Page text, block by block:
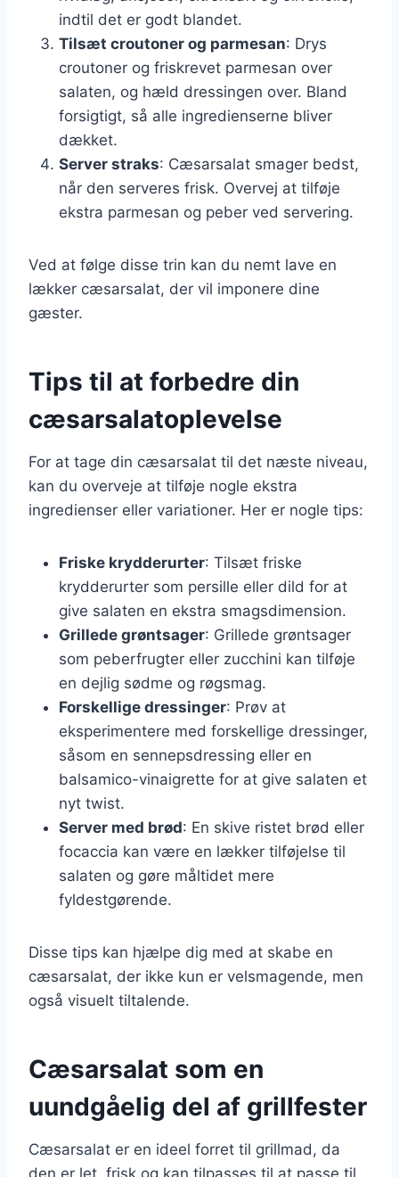
indtil det er godt blandet.
Tilsæt croutoner og parmesan: Drys
croutoner og friskrevet parmesan over
salaten, og hæld dressingen over. Bland
forsigtigt, så alle ingredienserne bliver
dækket.
Server straks: Cæsarsalat smager bedst,
når den serveres frisk. Overvej at tilføje
ekstra parmesan og peber ved servering.
Ved at følge disse trin kan du nemt lave en
lækker cæsarsalat, der vil imponere dine
gæster.
Tips til at forbedre din
cæsarsalatoplevelse
For at tage din cæsarsalat til det næste niveau,
kan du overveje at tilføje nogle ekstra
ingredienser eller variationer. Her er nogle tips:
Friske krydderurter: Tilsæt friske
krydderurter som persille eller dild for at
give salaten en ekstra smagsdimension.
Grillede grøntsager: Grillede grøntsager
som peberfrugter eller zucchini kan tilføje
en dejlig sødme og røgsmag.
Forskellige dressinger: Prøv at
eksperimentere med forskellige dressinger,
såsom en sennepsdressing eller en
balsamico-vinaigrette for at give salaten et
nyt twist.
Server med brød: En skive ristet brød eller
focaccia kan være en lækker tilføjelse til
salaten og gøre måltidet mere
fyldestgørende.
Disse tips kan hjælpe dig med at skabe en
cæsarsalat, der ikke kun er velsmagende, men
også visuelt tiltalende.
Cæsarsalat som en
uundgåelig del af grillfester
Cæsarsalat er en ideel forret til grillmad, da
den er let, frisk og kan tilpasses til at passe til